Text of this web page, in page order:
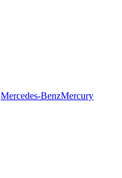
Mercedes-BenzMercury